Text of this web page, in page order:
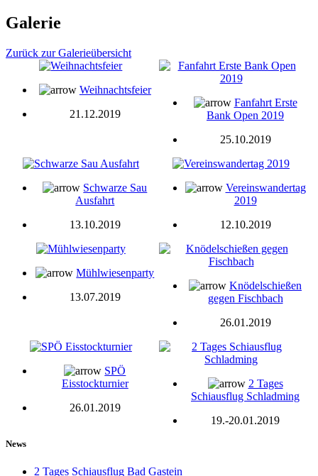
Galerie
Zurück zur Galerieübersicht
Weihnachtsfeier
21.12.2019
Fanfahrt Erste
Bank Open 2019
25.10.2019
Schwarze Sau
Ausfahrt
13.10.2019
Vereinswandertag
2019
12.10.2019
Mühlwiesenparty
13.07.2019
Knödelschießen
gegen Fischbach
26.01.2019
SPÖ
Eisstockturnier
26.01.2019
2 Tages
Schiausflug Schladming
19.-20.01.2019
News
2 Tages Schiausflug Bad Gastein